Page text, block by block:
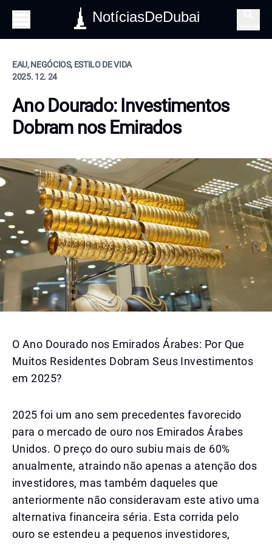
NotíciasDeDubai
EAU, NEGÓCIOS, ESTILO DE VIDA
2025. 12. 24
Ano Dourado: Investimentos
Dobram nos Emirados
O Ano Dourado nos Emirados Árabes: Por Que
Muitos Residentes Dobram Seus Investimentos
em 2025?
2025 foi um ano sem precedentes favorecido
para o mercado de ouro nos Emirados Árabes
Unidos. O preço do ouro subiu mais de 60%
anualmente, atraindo não apenas a atenção dos
investidores, mas também daqueles que
anteriormente não consideravam este ativo uma
alternativa financeira séria. Esta corrida pelo
ouro se estendeu a pequenos investidores,